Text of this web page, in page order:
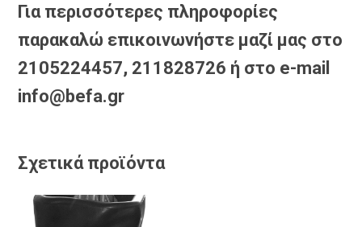
Για περισσότερες πληροφορίες
παρακαλώ επικοινωνήστε μαζί μας στο
2105224457, 211828726 ή στο e-mail
info@befa.gr
Σχετικά προϊόντα